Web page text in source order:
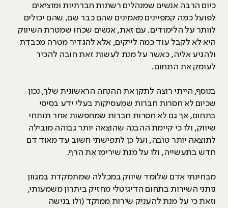
כיום הרבה אנשים שמנהלים רשתות חברתיות ומוציאים
לפועל כמה קמפיינים מאמינים שהם כבר שם, שהם יכולים
לוותר על הלימודים. עם זאת, אנשים שכחו שמטרת השיווק
היא לא לקבל עוד כמה לייקים, אלא להגדיר מטרה מכבדת
ולהגיע אליה, כאשר על מנת לעשות זאת חובה להכיר
לעומק את התחום.
בנוסף, הייתי רוצה לתקן את ההנחה הראשונית שלך, נכון
שכיום לא חסרות חברות שמעסיקות בעלי ידע בסיסי
בתחום, אך גם לא חסרות חברות שמחפשות אחר תותחי
שיווק, ולו כי קיימת ההבנה שהוצאה יותר גבוהה מובילה
לתוצאה יותר טובה, ועל כן לתפישתי חשוב עד מאוד דם
חדש בתעשייה, ולו על מנת שירימו את הרף.
מבחינתי אדם שלומד שיווק במכללה שמתמקדת במגוון
נותני השירות בתחום הדיגיטלי מחזיק ביתרון משמעותי,
וזאת כי על מנת להעניק שירות ממוקד (ולו בנישה